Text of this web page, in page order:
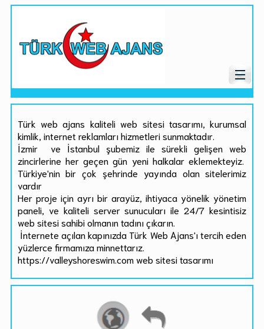
Türk web ajans kaliteli web sitesi tasarımı, kurumsal
kimlik, internet reklamları hizmetleri sunmaktadır.
İzmir ve İstanbul şubemiz ile sürekli gelişen web
zincirlerine her geçen gün yeni halkalar eklemekteyiz.
Türkiye'nin bir çok şehrinde yayında olan sitelerimiz
vardır
Her proje için ayrı bir arayüz, ihtiyaca yönelik yönetim
paneli, ve kaliteli server sunucuları ile 24/7 kesintisiz
web sitesi sahibi olmanın tadını çıkarın.
İnternete açılan kapınızda Türk Web Ajans'ı tercih eden
yüzlerce firmamıza minnettarız.
https://valleyshoreswim.com web sitesi tasarımı